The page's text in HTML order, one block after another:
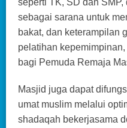
sebagai sarana untuk
bakat, dan keterampilan
pelatihan
bagi Pemuda Remaja
Masjid juga dapat
umat muslim melalui
shadaqah bekerjasama